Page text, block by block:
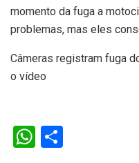
momento da fuga a
problemas, mas eles
Câmeras registram fuga
o vídeo
W